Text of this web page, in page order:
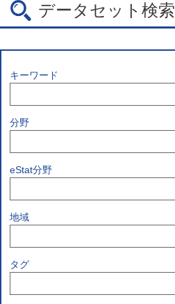
データセット検索
キーワード
分野
eStat分野
地域
タグ